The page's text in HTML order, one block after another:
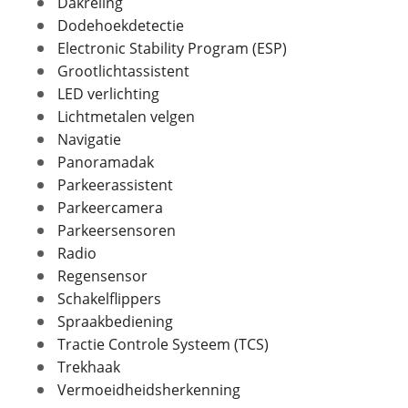
In- en exterieur
Aantal deuren
5
Aantal zitplaatsen
Bekleding
Interieurkleur
Laksoort
Fabriekskleur
Verbruik en milieu
Brandstof
Nevenbrandstof
Elektriciteit
Inhoud brandstoftank
Energielabel
A
Dodehoekdetectie
Electronic Stability Program (ESP)
Grootlichtassistent
LED verlichting
Lichtmetalen velgen
Navigatie
Panoramadak
Parkeerassistent
Parkeercamera
Parkeersensoren
Radio
Regensensor
Schakelflippers
Spraakbediening
Tractie Controle Systeem (TCS)
Trekhaak
Vermoeidheidsherkenning
Foto's
Klik hier om foto's te uploaden
(optioneel)
JPG, PNG (max 10 foto's)
Jouw contactgegevens
Naam
E-mailadres
Telefoonnummer (optioneel)